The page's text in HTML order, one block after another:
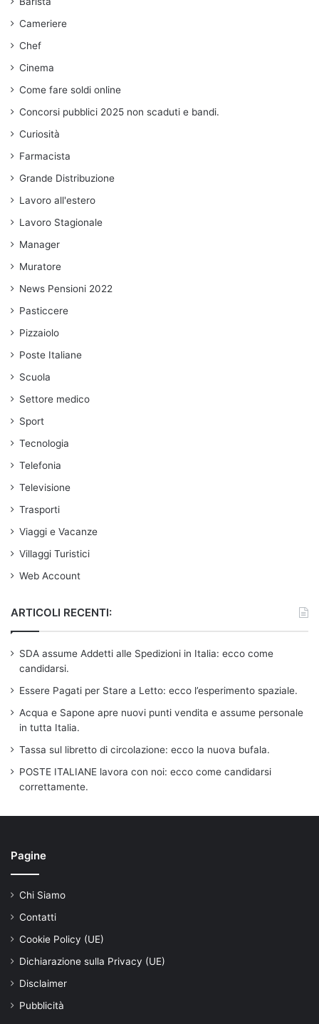
Cameriere
Chef
Cinema
Come fare soldi online
Concorsi pubblici 2025 non scaduti e bandi.
Curiosità
Farmacista
Grande Distribuzione
Lavoro all'estero
Lavoro Stagionale
Manager
Muratore
News Pensioni 2022
Pasticcere
Pizzaiolo
Poste Italiane
Scuola
Settore medico
Sport
Tecnologia
Telefonia
Televisione
Trasporti
Viaggi e Vacanze
Villaggi Turistici
Web Account
ARTICOLI RECENTI:
SDA assume Addetti alle Spedizioni in Italia: ecco come
candidarsi.
Essere Pagati per Stare a Letto: ecco l’esperimento spaziale.
Acqua e Sapone apre nuovi punti vendita e assume personale
in tutta Italia.
Tassa sul libretto di circolazione: ecco la nuova bufala.
POSTE ITALIANE lavora con noi: ecco come candidarsi
correttamente.
Pagine
Chi Siamo
Contatti
Cookie Policy (UE)
Dichiarazione sulla Privacy (UE)
Disclaimer
Pubblicità